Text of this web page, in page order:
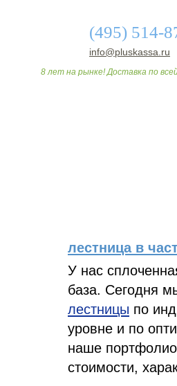
(495) 514-
info@pluskassa.ru
8 лет на рынке! Доставка по
лестница в
У нас
база. Сегодня
лестницы по
уровне и по
наше
стоимости,